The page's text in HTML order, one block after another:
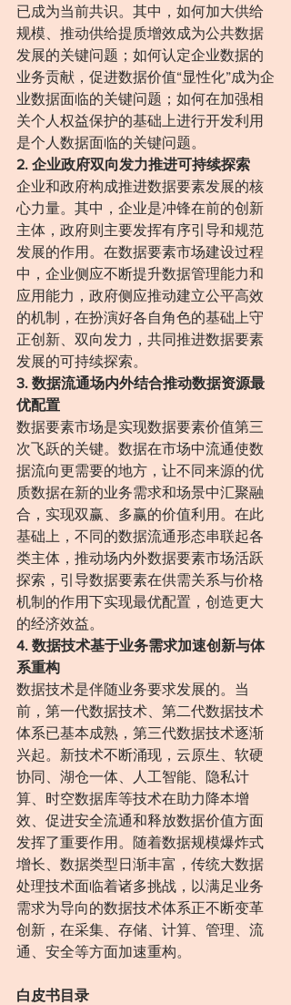
已成为当前共识。其中，如何加大供给
规模、推动供给提质增效成为公共数据
发展的关键问题；如何认定企业数据的
业务贡献，促进数据价值“显性化”成为企
业数据面临的关键问题；如何在加强相
关个人权益保护的基础上进行开发利用
是个人数据面临的关键问题。
2. 企业政府双向发力推进可持续探索
企业和政府构成推进数据要素发展的核
心力量。其中，企业是冲锋在前的创新
主体，政府则主要发挥有序引导和规范
发展的作用。在数据要素市场建设过程
中，企业侧应不断提升数据管理能力和
应用能力，政府侧应推动建立公平高效
的机制，在扮演好各自角色的基础上守
正创新、双向发力，共同推进数据要素
发展的可持续探索。
3. 数据流通场内外结合推动数据资源最
优配置
数据要素市场是实现数据要素价值第三
次飞跃的关键。数据在市场中流通使数
据流向更需要的地方，让不同来源的优
质数据在新的业务需求和场景中汇聚融
合，实现双赢、多赢的价值利用。在此
基础上，不同的数据流通形态串联起各
类主体，推动场内外数据要素市场活跃
探索，引导数据要素在供需关系与价格
机制的作用下实现最优配置，创造更大
的经济效益。
4. 数据技术基于业务需求加速创新与体
系重构
数据技术是伴随业务要求发展的。当
前，第一代数据技术、第二代数据技术
体系已基本成熟，第三代数据技术逐渐
兴起。新技术不断涌现，云原生、软硬
协同、湖仓一体、人工智能、隐私计
算、时空数据库等技术在助力降本增
效、促进安全流通和释放数据价值方面
发挥了重要作用。随着数据规模爆炸式
增长、数据类型日渐丰富，传统大数据
处理技术面临着诸多挑战，以满足业务
需求为导向的数据技术体系正不断变革
创新，在采集、存储、计算、管理、流
通、安全等方面加速重构。
白皮书目录